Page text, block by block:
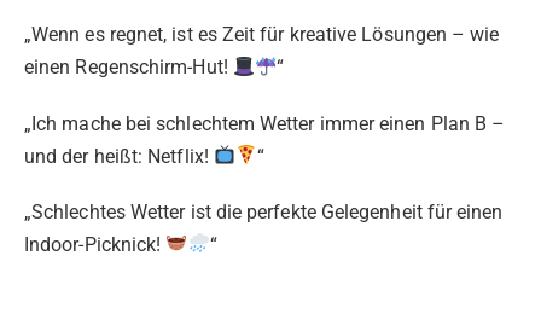
„Wenn es regnet, ist es Zeit für kreative Lösungen – wie
einen Regenschirm-Hut!
“
„Ich mache bei schlechtem Wetter immer einen Plan B –
und der heißt: Netflix!
“
„Schlechtes Wetter ist die perfekte Gelegenheit für einen
Indoor-Picknick!
“